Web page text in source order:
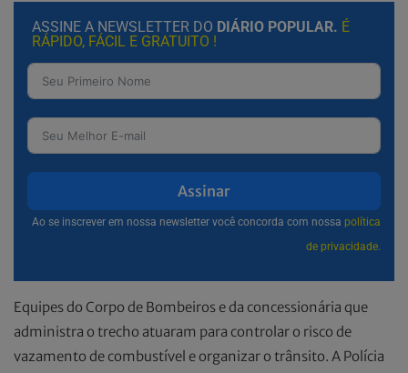
ASSINE A NEWSLETTER DO DIÁRIO POPULAR. É
RÁPIDO, FÁCIL E GRATUITO !
Assinar
Ao se inscrever em nossa newsletter você concorda com nossa política
de privacidade.
Equipes do Corpo de Bombeiros e da concessionária que
administra o trecho atuaram para controlar o risco de
vazamento de combustível e organizar o trânsito. A Polícia